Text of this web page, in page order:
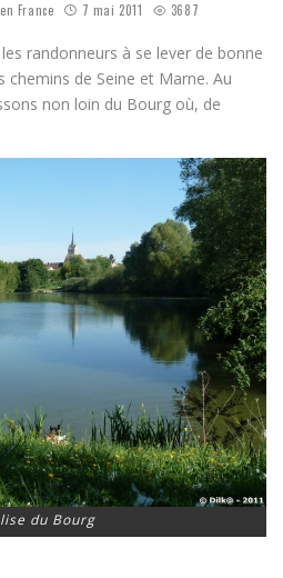
France 7 mai 2011 3687
randonneurs à se lever de bonne
chemins de Seine et Marne. Au
non loin du Bourg où, de
du Bourg